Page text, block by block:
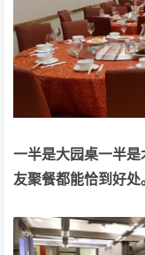
一半是大园桌一半
友聚餐都能恰到好处